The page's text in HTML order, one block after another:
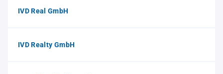
IVD Real GmbH
IVD Realty GmbH